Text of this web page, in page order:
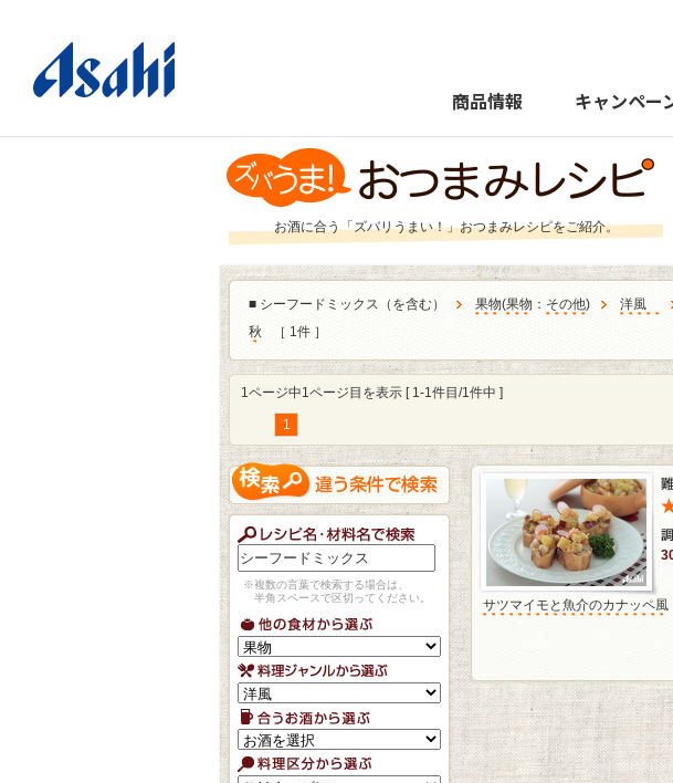
商品情報 キャンペー
お酒に合う「ズバリうまい！」おつまみレシピをご紹介。
■ シーフードミックス（を含む） 果物(果物： その他) 洋風
秋
［ 1件 ］
1ページ中1ページ目を表示 [ 1-1件目/1件中 ]
1
※複数の言葉で検索する場合は、
半角スペースで区切ってください。
サツマイモと魚介のカナッペ風